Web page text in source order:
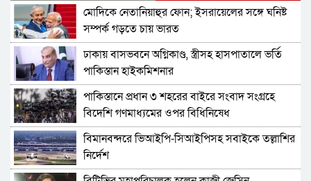
পাইপলাইনের মাধ্যমে ভারত থেকে আরও বেশি
ডিজেল চেয়েছি: জ্বালানিমন্ত্রী
যথাযোগ্য মর্যাদায় সিলেটে জুলাই গণঅভ্যুত্থান দিবস
পালিত
শেখ হাসিনাকে কথা বলতে দেওয়া দুই দেশের
সম্পর্কের জন্য ক্ষতিকর: পররাষ্ট্র মন্ত্রণালয়
ভিডিও ডকুমেন্টারি প্রদর্শনের পর ‘ভুয়া’ স্লোগান, জুলাই
যোদ্ধা ও শহিদ পরিবারের সংবর্ধনা অনুষ্ঠানে হট্টগোল
মোদিকে নেতানিয়াহুর ফোন; ইসরায়েলের সঙ্গে ঘনিষ্ট
সম্পর্ক গড়তে চায় ভারত
ঢাকায় বাসভবনে অগ্নিকাণ্ড, স্ত্রীসহ হাসপাতালে ভর্তি
পাকিস্তান হাইকমিশনার
পাকিস্তানে প্রধান ৩ শহরের বাইরে সংবাদ সংগ্রহে
বিদেশি গণমাধ্যমের ওপর বিধিনিষেধ
বিমানবন্দরে ভিআইপি-সিআইপিসহ সবাইকে তল্লাশির
নির্দেশ